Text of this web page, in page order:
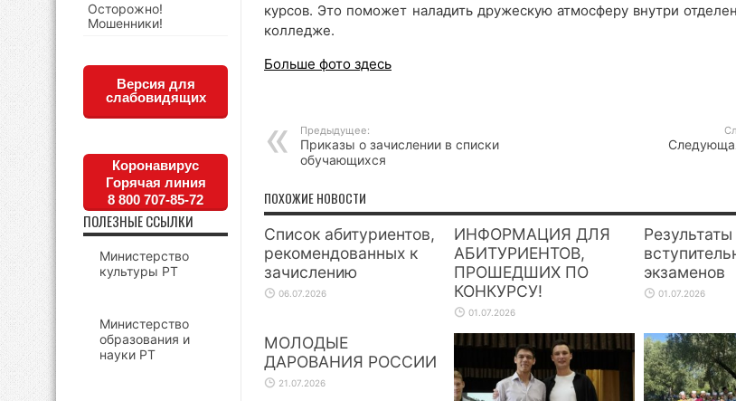
курсов. Это поможет наладить дружескую атмосферу внутри
колледже.
Больше фото здесь
Предыдущее:
Приказы о зачислении в списки
обучающихся
ПОХОЖИЕ НОВОСТИ
Список абитуриентов,
рекомендованных к
зачислению
06.07.2026
ИНФОРМАЦИЯ ДЛЯ
АБИТУРИЕНТОВ,
ПРОШЕДШИХ ПО
КОНКУРСУ!
01.07.2026
Результаты
экзаменов
01.07.2026
МОЛОДЫЕ
ДАРОВАНИЯ РОССИИ
21.07.2026
Осторожно!
Мошенники!
Версия для
слабовидящих
Коронавирус
Горячая линия
8 800 707-85-72
ПОЛЕЗНЫЕ ССЫЛКИ
Министерство
культуры РТ
Министерство
образования и
науки РТ